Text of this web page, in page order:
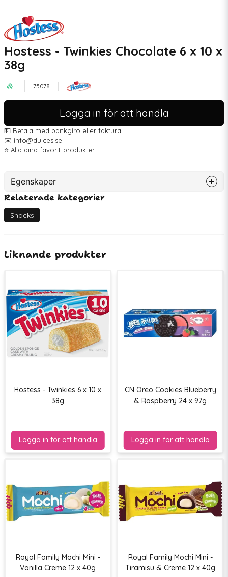
Hostess - Twinkies Chocolate 6 x 10 x
38g
75078
Logga in för att handla
💵 Betala med bankgiro eller faktura
✉️ info@dulces.se
⭐️ Alla dina favorit-produkter
Egenskaper
Artikelnummer
EAN
Antal i DFP
Relaterade kategorier
Snacks
Liknande produkter
Hostess - Twinkies 6 x 10 x
38g
CN Oreo Cookies Blueberry
& Raspberry 24 x 97g
Royal Family Mochi Mini -
Vanilla Creme 12 x 40g
Royal Family Mochi Mini -
Tiramisu & Creme 12 x 40g